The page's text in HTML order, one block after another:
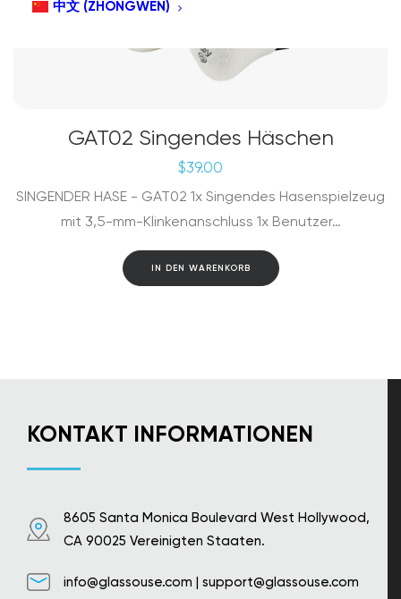
中文 (ZHŌNGWÉN)
GAT02 Singendes Häschen
$39.00
SINGENDER HASE - GAT02 1x Singendes Hasenspielzeug
mit 3,5-mm-Klinkenanschluss 1x Benutzer…
IN DEN WARENKORB
KONTAKT INFORMATIONEN
8605 Santa Monica Boulevard West Hollywood,
CA 90025 Vereinigten Staaten.
info@glassouse.com | support@glassouse.com